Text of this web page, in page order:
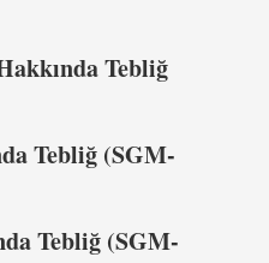
Tebliğ
Tebliğ (SGM-
Tebliğ (SGM-